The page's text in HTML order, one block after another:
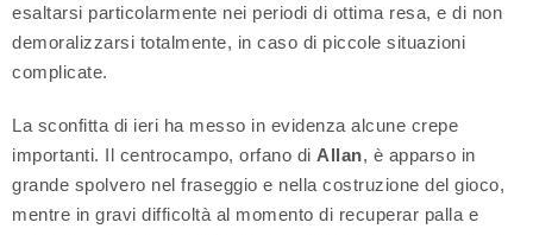
esaltarsi particolarmente nei periodi di ottima resa, e di non
demoralizzarsi totalmente, in caso di piccole situazioni
complicate.
La sconfitta di ieri ha messo in evidenza alcune crepe
importanti. Il centrocampo, orfano di Allan, è apparso in
grande spolvero nel fraseggio e nella costruzione del gioco,
mentre in gravi difficoltà al momento di recuperar palla e